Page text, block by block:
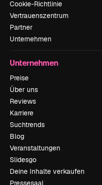
Cookie-Richtlinie
Vertrauenszentrum
Partner
Unternehmen
Unternehmen
Preise
Über uns
Reviews
Karriere
Suchtrends
Blog
Veranstaltungen
Slidesgo
Deine Inhalte verkaufen
Pressesaal